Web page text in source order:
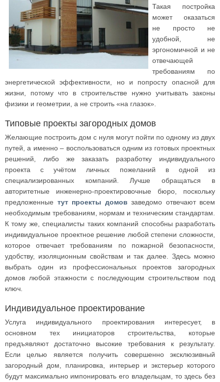
Такая постройка
может оказаться
не просто не
удобной, не
эргономичной и не
отвечающей
требованиям по
энергетической эффективности, но и попросту опасной для
жизни, потому что в строительстве нужно учитывать законы
физики и геометрии, а не строить «на глазок».
Типовые проекты загородных домов
Желающие построить дом с нуля могут пойти по одному из двух
путей, а именно – воспользоваться одним из готовых проектных
решений, либо же заказать разработку индивидуального
проекта с учётом личных пожеланий в одной из
специализированных компаний. Лучше обращаться в
авторитетные инженерно-проектировочные бюро, поскольку
предложенные тут проекты домов заведомо отвечают всем
необходимым требованиям, нормам и техническим стандартам.
К тому же, специалисты таких компаний способны разработать
индивидуальное проектное решение любой степени сложности,
которое отвечает требованиям по пожарной безопасности,
удобству, изоляционным свойствам и так далее. Здесь можно
выбрать один из профессиональных проектов загородных
домов любой этажности с последующим строительством под
ключ.
Индивидуальное проектирование
Услуга индивидуального проектирования интересует, в
основном тех инициаторов строительства, которые
предъявляют достаточно высокие требования к результату.
Если целью является получить совершенно эксклюзивный
загородный дом, планировка, интерьер и экстерьер которого
будут максимально импонировать его владельцам, то здесь без